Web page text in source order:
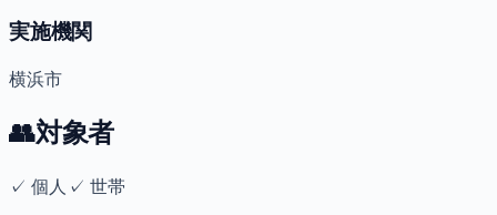
実施機関
横浜市
👥対象者
✓個人 ✓ 世帯